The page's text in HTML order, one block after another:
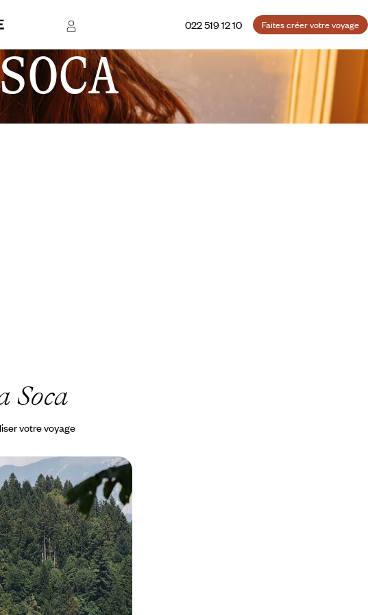
022 519 12 10 Faites créer votre voyage
Soca
votre voyage
- Slovénie, Croatie,
en famille
mer, montagnes et parcs
qu’il faut d’histoire pour
à CHF 5500